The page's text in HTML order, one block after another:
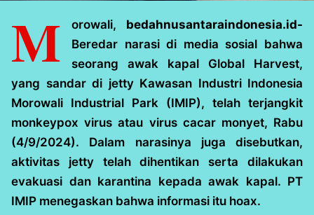
M orowali, bedahnusantaraindonesia.id-
Beredar narasi di media sosial bahwa
seorang awak kapal Global Harvest,
yang sandar di jetty Kawasan Industri Indonesia
Morowali Industrial Park (IMIP), telah terjangkit
monkeypox virus atau virus cacar monyet, Rabu
(4/9/2024). Dalam narasinya juga disebutkan,
aktivitas jetty telah dihentikan serta dilakukan
evakuasi dan karantina kepada awak kapal. PT
IMIP menegaskan bahwa informasi itu hoax.